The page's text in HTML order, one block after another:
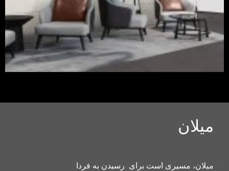
میلان
میلان، مسیری است برای رسیدن به فردا